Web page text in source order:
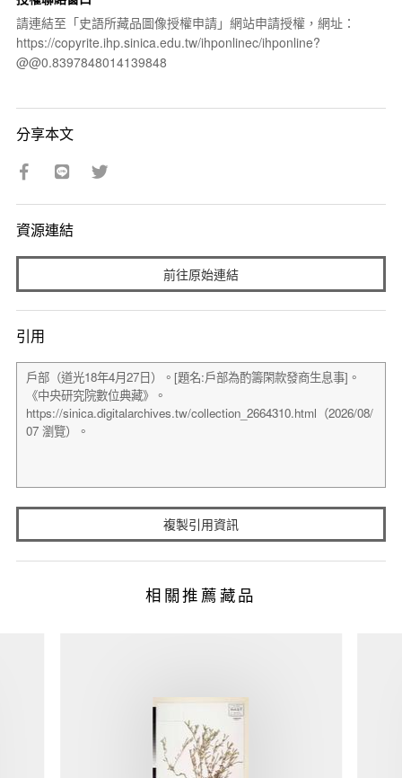
請連結至「史語所藏品圖像授權申請」網站申請授權，網址：
https://copyrite.ihp.sinica.edu.tw/ihponlinec/ihponline?
@@0.8397848014139848
分享本文
資源連結
前往原始連結
引用
複製引用資訊
相關推薦藏品